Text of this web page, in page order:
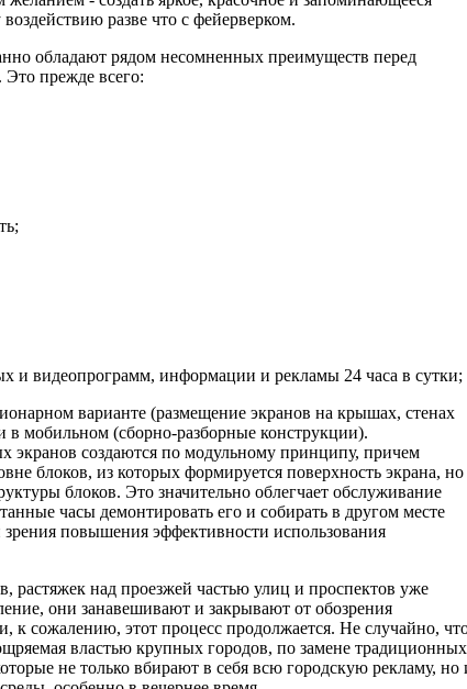
разве что с фейерверком.
обладают рядом несомненных преимуществ перед
прежде всего:
и видеопрограмм, информации и рекламы 24 часа в сутки;
варианте (размещение экранов на крышах, стенах
мобильном (сборно-разборные конструкции).
экранов создаются по модульному принципу, причем
блоков, из которых формируется поверхность экрана, но
блоков. Это значительно облегчает обслуживание
часы демонтировать его и собирать в другом месте
повышения эффективности использования
над проезжей частью улиц и проспектов уже
они занавешивают и закрывают от обозрения
к сожалению, этот процесс продолжается. Не случайно,
властью крупных городов, по замене традиционных
не только вбирают в себя всю городскую рекламу, но